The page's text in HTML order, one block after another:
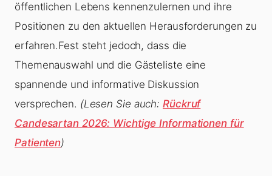
öffentlichen Lebens kennenzulernen und ihre
Positionen zu den aktuellen Herausforderungen zu
erfahren.Fest steht jedoch, dass die
Themenauswahl und die Gästeliste eine
spannende und informative Diskussion
versprechen. (Lesen Sie auch:Rückruf
Candesartan 2026: Wichtige Informationen für
Patienten)